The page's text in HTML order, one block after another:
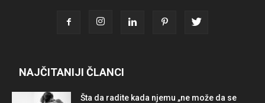
NAJČITANIJI ČLANCI
Šta da radite kada njemu „ne može da se